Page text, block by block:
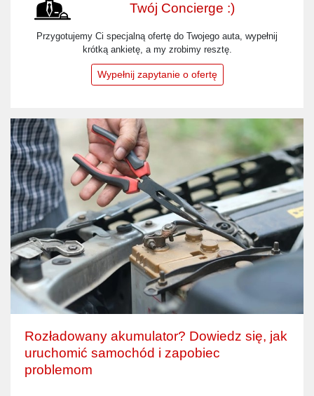
Twój Concierge :)
Przygotujemy Ci specjalną ofertę do Twojego auta, wypełnij
krótką ankietę, a my zrobimy resztę.
Wypełnij zapytanie o ofertę
Rozładowany akumulator? Dowiedz się, jak
uruchomić samochód i zapobiec
problemom